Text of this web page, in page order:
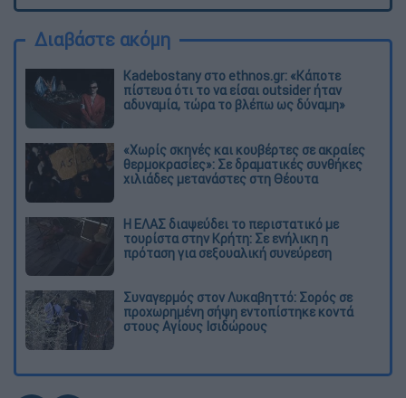
Διαβάστε ακόμη
Kadebostany στο ethnos.gr: «Κάποτε
πίστευα ότι το να είσαι outsider ήταν
αδυναμία, τώρα το βλέπω ως δύναμη»
«Χωρίς σκηνές και κουβέρτες σε ακραίες
θερμοκρασίες»: Σε δραματικές συνθήκες
χιλιάδες μετανάστες στη Θέουτα
Η ΕΛΑΣ διαψεύδει το περιστατικό με
τουρίστα στην Κρήτη: Σε ενήλικη η
πρόταση για σεξουαλική συνεύρεση
Συναγερμός στον Λυκαβηττό: Σορός σε
προχωρημένη σήψη εντοπίστηκε κοντά
στους Αγίους Ισιδώρους